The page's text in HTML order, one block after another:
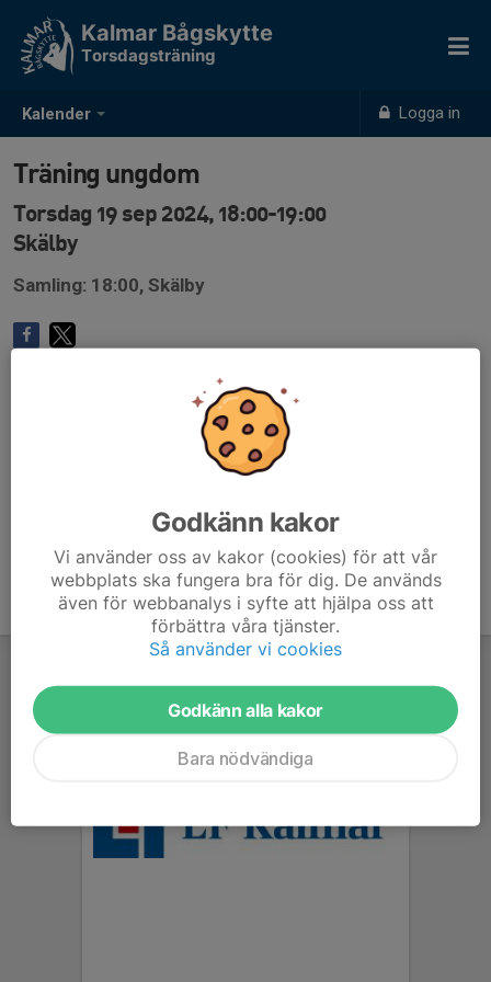
Kalender Logga in
Kalmar Bågskytte
Torsdagsträning
Träning ungdom
Torsdag 19 sep 2024, 18:00-19:00
Skälby
Samling: 18:00, Skälby
Godkänn kakor
Vi använder oss av kakor (cookies) för att vår
webbplats ska fungera bra för dig. De används
även för webbanalys i syfte att hjälpa oss att
förbättra våra tjänster.
Så använder vi cookies
Godkänn alla kakor
Bara nödvändiga